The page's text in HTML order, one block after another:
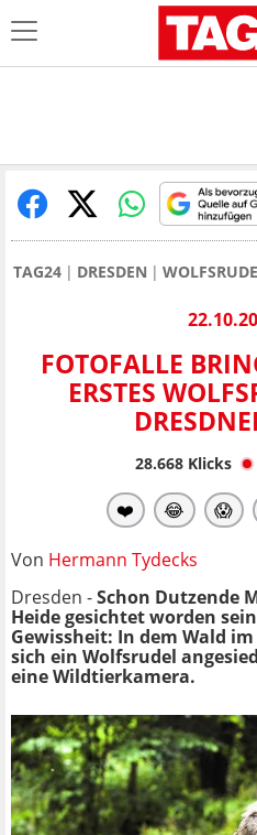
TAG24 DRESDEN
FOTOFALLE
ERSTES
28.668Klicks
❤️ 😂 😱
Von Hermann Tydecks
Dresden -Schon Dutzende
Heide gesichtet worden
Gewissheit: In dem Wald
sich ein Wolfsrudel
eine Wildtierkamera.